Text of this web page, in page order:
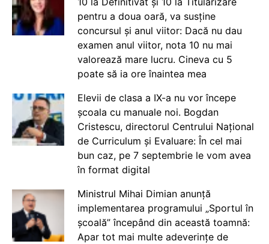
pentru a doua oară, va susține
concursul și anul viitor: Dacă nu dau
examen anul viitor, nota 10 nu mai
valorează mare lucru. Cineva cu 5
poate să ia ore înaintea mea
Elevii de clasa a IX-a nu vor începe
școala cu manuale noi. Bogdan
Cristescu, directorul Centrului Național
de Curriculum și Evaluare: În cel mai
bun caz, pe 7 septembrie le vom avea
în format digital
Ministrul Mihai Dimian anunță
implementarea programului „Sportul în
școală” începând din această toamnă:
Apar tot mai multe adeverințe de